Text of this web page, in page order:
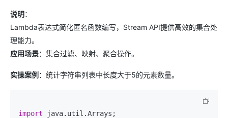
说明：
Lambda表达式简化匿名函数编写，Stream API提供高效的集合处
理能力。
应用场景：集合过滤、映射、聚合操作。
实操案例 ：统计字符串列表中长度大于5的元素数量。
import